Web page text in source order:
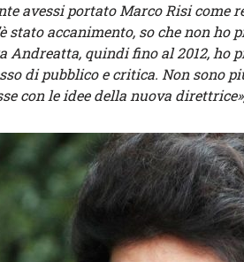
avessi portato Marco Risi come
stato accanimento, so che non
Andreatta, quindi fino al 2012, ho
di pubblico e critica. Non sono
con le idee della nuova